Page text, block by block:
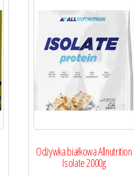
Odżywka białkowa Allnutrition
Isolate 2000g